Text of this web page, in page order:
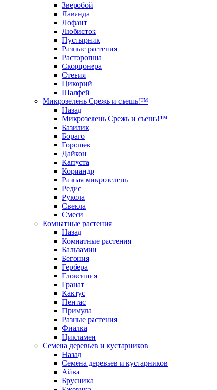
Зверобой
Лаванда
Лофант
Любисток
Пустырник
Разные растения
Расторопша
Скорцонера
Стевия
Цикорий
Шалфей
Микрозелень Срежь и съешь!™
Назад
Микрозелень Срежь и съешь!™
Базилик
Бораго
Горошек
Дайкон
Капуста
Кориандр
Разная микрозелень
Редис
Рукола
Свекла
Смеси
Комнатные растения
Назад
Комнатные растения
Бальзамин
Бегония
Гербера
Глоксиния
Гранат
Кактус
Пентас
Примула
Разные растения
Фиалка
Цикламен
Семена деревьев и кустарников
Назад
Семена деревьев и кустарников
Айва
Брусника